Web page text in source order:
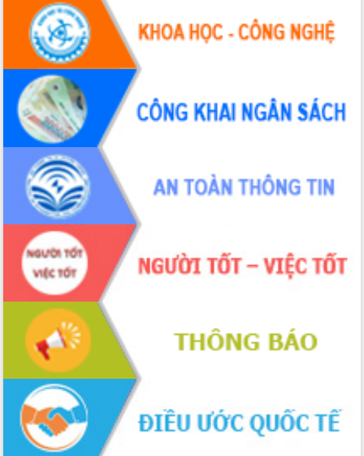
Diễn đàn Kinh tế tư nhân Việt Nam đột
phá cơ chế - Hợp tác công tư
Đề án 06 tạo bước ngoặt đột phá trong
cải cách hành chính tỉnh Đắk Lắk
Kết nối tour, đẩy mạnh chuyển đổi số
để phát triển du lịch Đắk Lắk
Khởi động Dự án Đầu tư xây dựng hạ
tầng kỹ thuật Cụm công nghiệp Tân
Gặp mặt các cơ quan báo chí nhân Kỷ
niệm 101 năm Ngày Báo chí Cách
mạng Việt Nam
Đắk Lắk sơ kết 4 năm triển khai thực
hiện Đề án 06 của Chính phủ
Họp báo thông tin về Hội nghị Công bố
Quy hoạch và Xúc tiến đầu tư tỉnh Đắk
Khơi thông điểm nghẽn, đẩy nhanh
giải ngân vốn khắc phục thiên tai
HĐND tỉnh thông qua điều chỉnh Quy
hoạch tỉnh thời kỳ 2021-2030
Hội thảo góp ý hồ sơ điều chỉnh quy
hoạch tỉnh Đắk Lắk thời kỳ 2021-2030,
tầm nhìn đến năm 2050
Nâng cao hiệu quả hoạt động của các